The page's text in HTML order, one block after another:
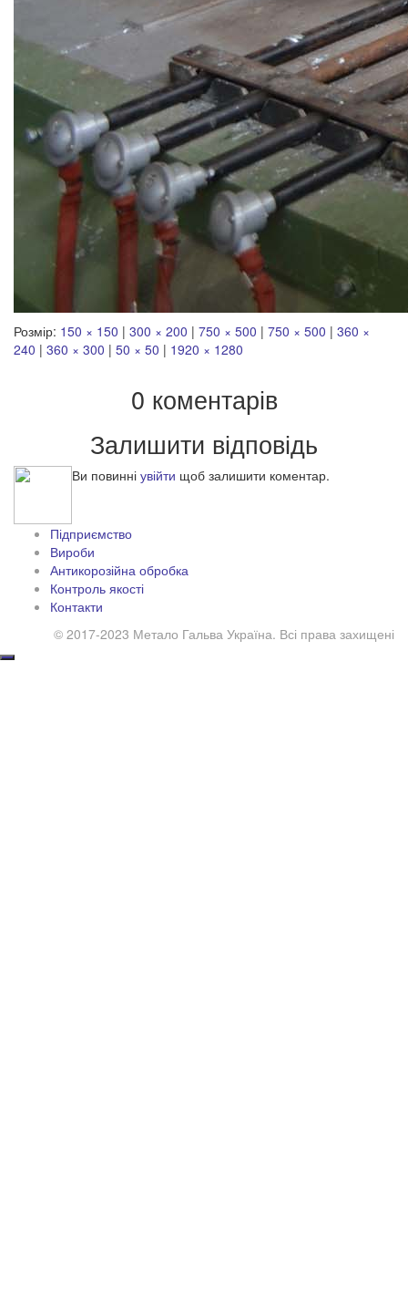
Розмір: 150 × 150 | 300 × 200 | 750 × 500 | 750 × 500 | 360 ×
240 | 360 × 300 | 50 × 50 | 1920 × 1280
0 коментарів
Залишити відповідь
Ви повинні увійти щоб залишити коментар.
Підприємство
Вироби
Антикорозійна обробка
Контроль якості
Контакти
© 2017-2023 Метало Гальва Україна. Всі права захищені